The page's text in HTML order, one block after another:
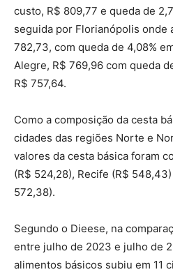
custo, R$ 809,77 e queda de
seguida por Florianópolis onde
782,73, com queda de 4,08%
Alegre, R$ 769,96 com queda
R$ 757,64.
Como a composição da cesta
cidades das regiões Norte e
valores da cesta básica foram
(R$ 524,28), Recife (R$
572,38).
Segundo o Dieese, na
entre julho de 2023 e julho de
alimentos básicos subiu em 11